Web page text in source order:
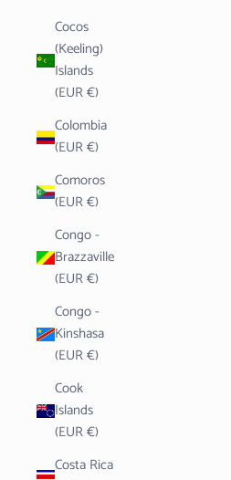
Cocos
(Keeling)
Islands
(EUR €)
Colombia
(EUR €)
Comoros
(EUR €)
Congo -
Brazzaville
(EUR €)
Congo -
Kinshasa
(EUR €)
Cook
Islands
(EUR €)
Costa Rica